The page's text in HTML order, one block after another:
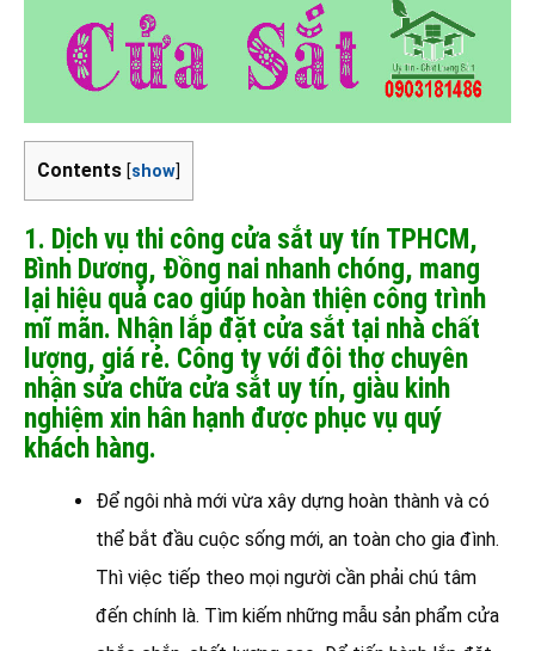
Contents [show]
1. Dịch vụ thi công cửa sắt uy tín TPHCM,
Bình Dương, Đồng nai nhanh chóng, mang
lại hiệu quả cao giúp hoàn thiện công trình
mĩ mãn. Nhận lắp đặt cửa sắt tại nhà chất
lượng, giá rẻ. Công ty với đội thợ chuyên
nhận sửa chữa cửa sắt uy tín, giàu kinh
nghiệm xin hân hạnh được phục vụ quý
khách hàng.
Để ngôi nhà mới vừa xây dựng hoàn thành và có
thể bắt đầu cuộc sống mới, an toàn cho gia đình.
Thì việc tiếp theo mọi người cần phải chú tâm
đến chính là. Tìm kiếm những mẫu sản phẩm cửa